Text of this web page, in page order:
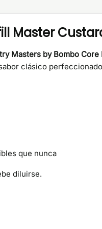
Master
Masters by Bombo Core
clásico
que nunca
diluirse.